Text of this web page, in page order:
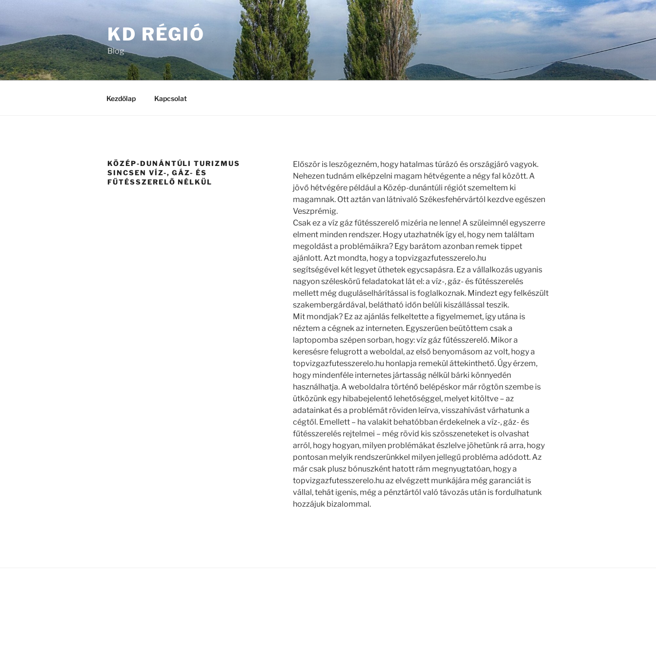
KD RÉGIÓ
Blog
Kezdőlap Kapcsolat
KÖZÉP-DUNÁNTÚLI TURIZMUS
SINCSEN VÍZ-, GÁZ- ÉS
FŰTÉSSZERELŐ NÉLKÜL
Először is leszögezném, hogy hatalmas túrázó és országjáró vagyok.
Nehezen tudnám elképzelni magam hétvégente a négy fal között. A
jövő hétvégére például a Közép-dunántúli régiót szemeltem ki
magamnak. Ott aztán van látnivaló Székesfehérvártól kezdve egészen
Veszprémig.
Csak ez a víz gáz fűtésszerelő mizéria ne lenne! A szüleimnél egyszerre
elment minden rendszer. Hogy utazhatnék így el, hogy nem találtam
megoldást a problémáikra? Egy barátom azonban remek tippet
ajánlott. Azt mondta, hogy a topvizgazfutesszerelo.hu
segítségével két legyet üthetek egycsapásra. Ez a vállalkozás ugyanis
nagyon széleskörű feladatokat lát el: a víz-, gáz- és fűtésszerelés
mellett még duguláselhárítással is foglalkoznak. Mindezt egy felkészült
szakembergárdával, belátható időn belüli kiszállással teszik.
Mit mondjak? Ez az ajánlás felkeltette a figyelmemet, így utána is
néztem a cégnek az interneten. Egyszerűen beütöttem csak a
laptopomba szépen sorban, hogy: víz gáz fűtésszerelő. Mikor a
keresésre felugrott a weboldal, az első benyomásom az volt, hogy a
topvizgazfutesszerelo.hu honlapja remekül áttekinthető. Úgy érzem,
hogy mindenféle internetes jártasság nélkül bárki könnyedén
használhatja. A weboldalra történő belépéskor már rögtön szembe is
ütközünk egy hibabejelentő lehetőséggel, melyet kitöltve – az
adatainkat és a problémát röviden leírva, visszahívást várhatunk a
cégtől. Emellett – ha valakit behatóbban érdekelnek a víz-, gáz- és
fűtésszerelés rejtelmei – még rövid kis szösszeneteket is olvashat
arról, hogy hogyan, milyen problémákat észlelve jöhetünk rá arra, hogy
pontosan melyik rendszerünkkel milyen jellegű probléma adódott. Az
már csak plusz bónuszként hatott rám megnyugtatóan, hogy a
topvizgazfutesszerelo.hu az elvégzett munkájára még garanciát is
vállal, tehát igenis, még a pénztártól való távozás után is fordulhatunk
hozzájuk bizalommal.